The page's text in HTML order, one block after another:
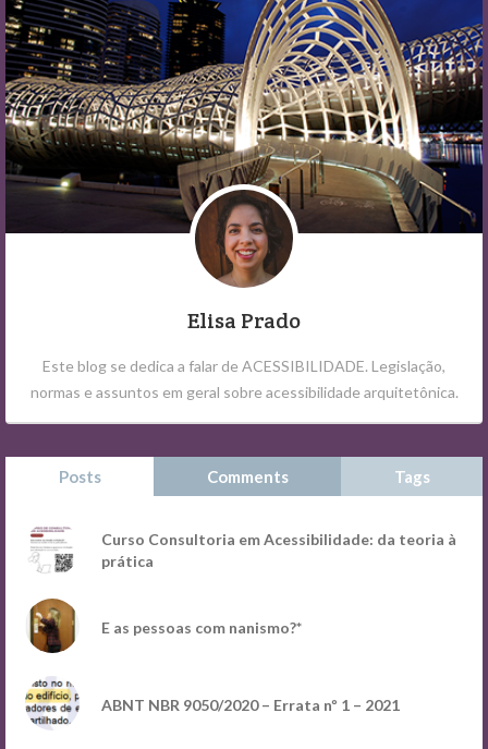
Elisa Prado
Este blog se dedica a falar de ACESSIBILIDADE. Legislação,
normas e assuntos em geral sobre acessibilidade arquitetônica.
Posts Comments Tags
Curso Consultoria em Acessibilidade: da teoria à
prática
E as pessoas com nanismo?*
ABNT NBR 9050/2020 – Errata nº 1 – 2021